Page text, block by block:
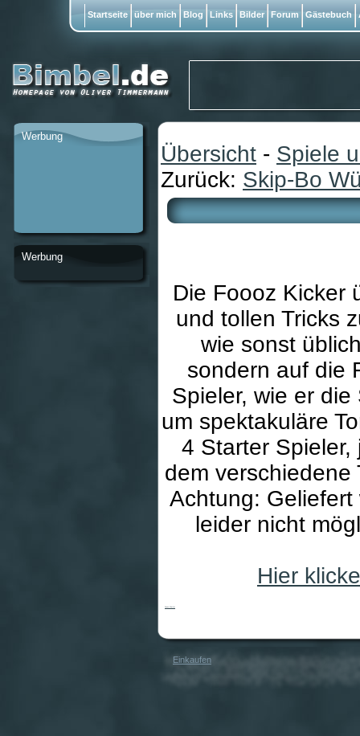
Übersicht - Spiele
Zurück: Skip-Bo
Die Foooz Kicker
und tollen Tricks
wie sonst
sondern auf die
Spieler, wie er
um spektakuläre
4 Starter
dem
Achtung:
leider nicht
Hier
Einkaufen
Werbung
Werbung
Startseite über mich Blog Links Bilder Forum Gästebuch